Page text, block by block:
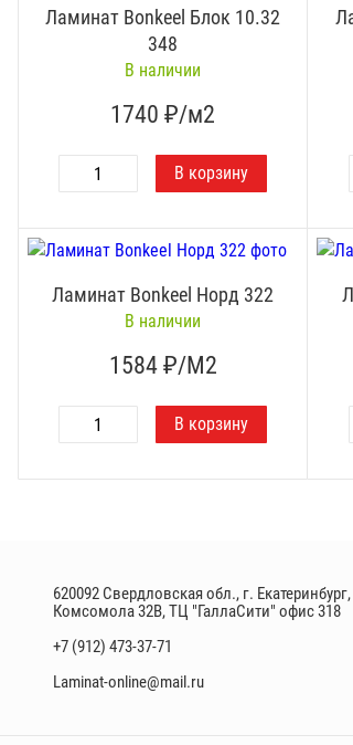
Ламинат Bonkeel Блок 10.32
348
В наличии
1740₽/м2
Ламинат Bonkeel Норд 322
В наличии
1584 ₽/М2
620092 Свердловская обл., г.
Комсомола 32В, ТЦ "ГаллаСити" офис 318
+7 (912) 473-37-71
Laminat-online@mail.ru